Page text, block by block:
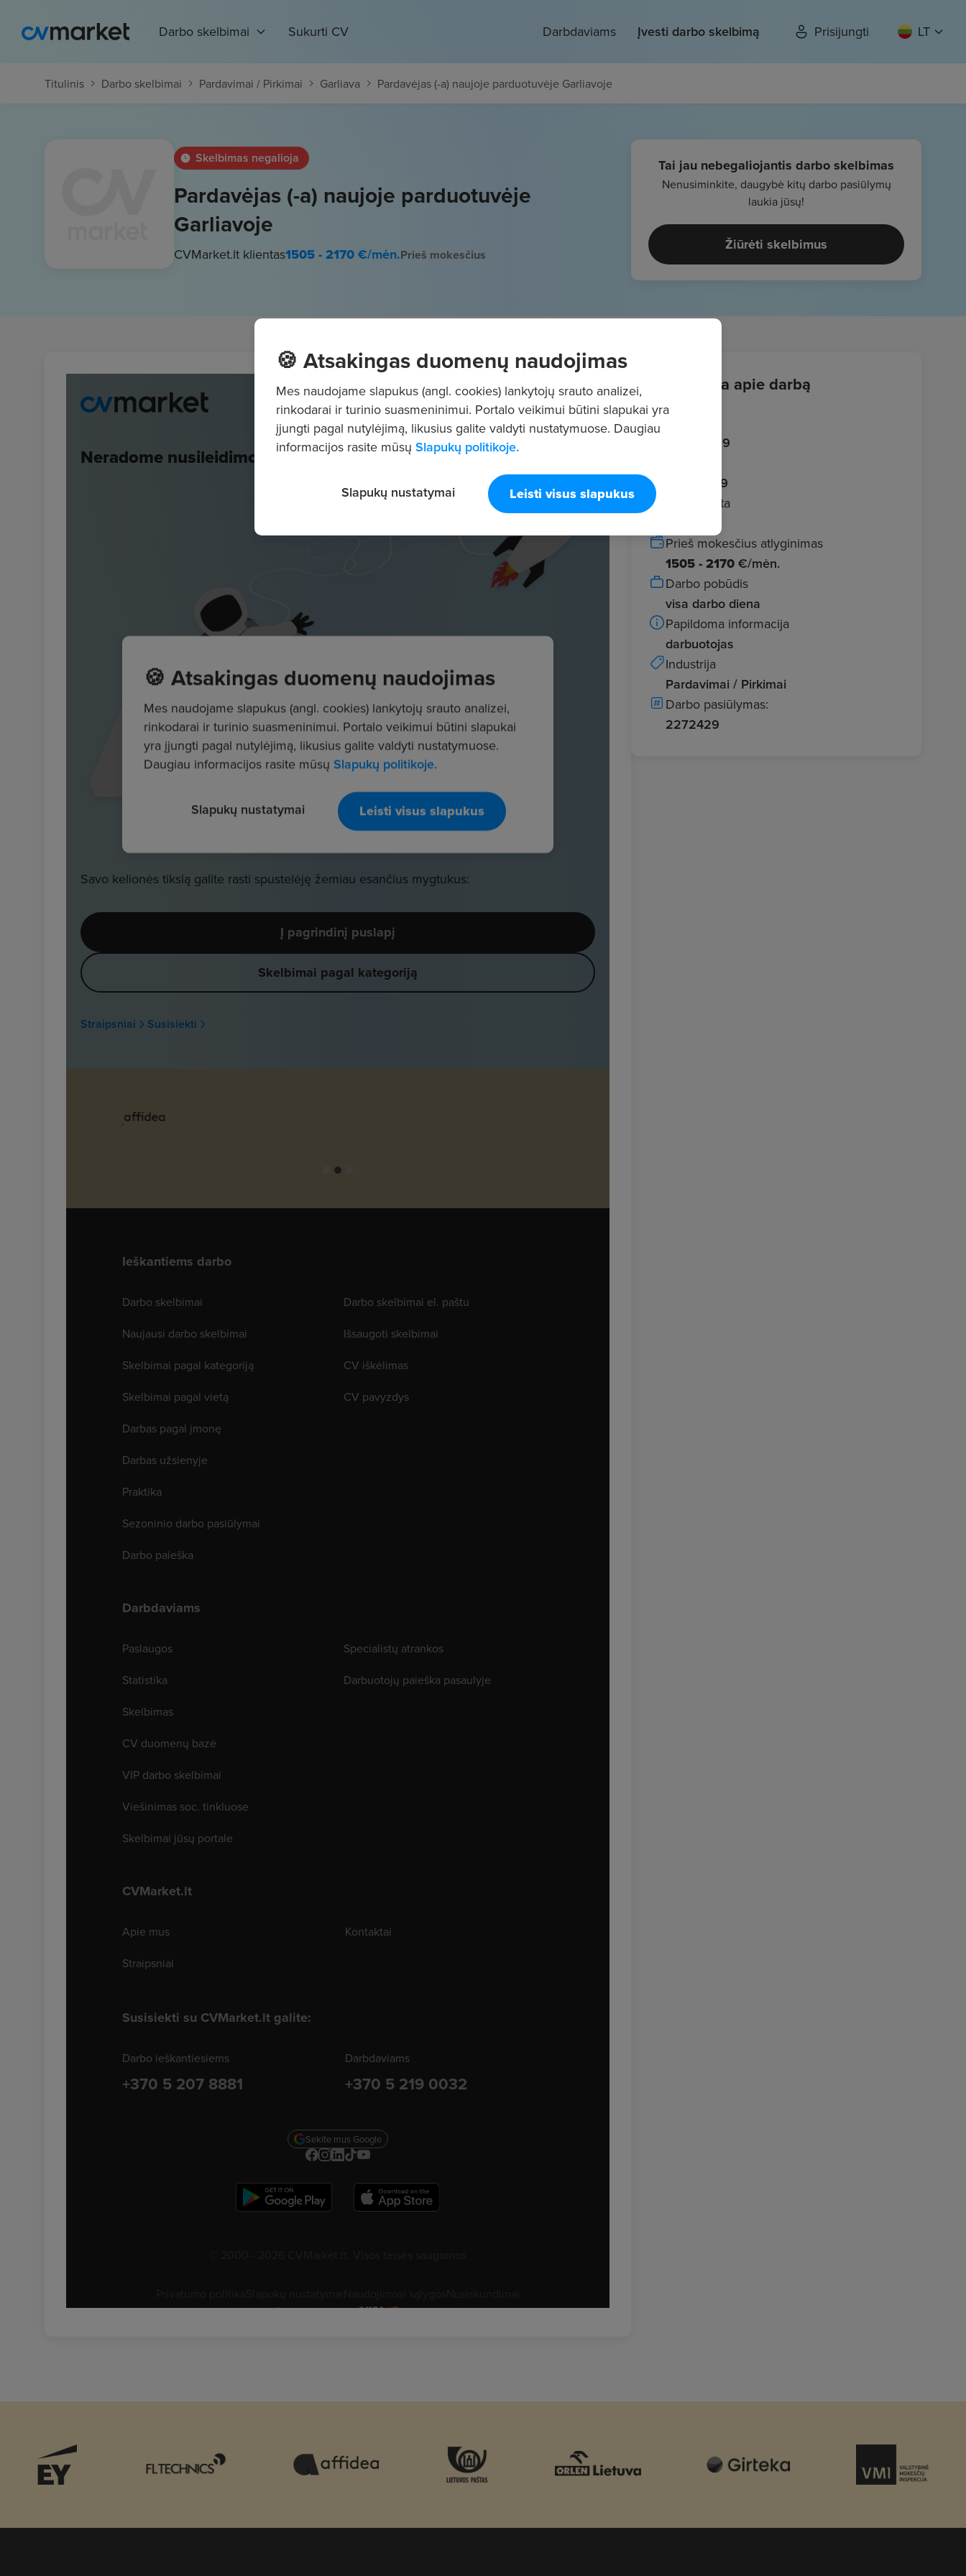
Darbo skelbimai Sukurti CV Darbdaviams Įvesti darbo skelbimą Prisijungti LT
Titulinis Darbo skelbimai Pardavimai / Pirkimai Garliava Pardavėjas (-a) naujoje parduotuvėje Garliavoje
Skelbimas negalioja
Pardavėjas (-a) naujoje parduotuvėje
Garliavoje
CVMarket.lt klientas1505 - 2170€/mėn.Prieš mokesčius
Tai jau nebegaliojantis darbo skelbimas
Nenusiminkite, daugybė kitų darbo pasiūlymų
laukia jūsų!
Žiūrėti skelbimus
Informacija apie darbą
2026.06.19
2026.07.19
Darbo vieta
Prieš mokesčius atlyginimas
1505 - 2170 €/mėn.
Darbo pobūdis
visa darbo diena
Papildoma informacija
darbuotojas
Industrija
Pardavimai / Pirkimai
Darbo pasiūlymas:
2272429
🍪 Atsakingas duomenų naudojimas
Mes naudojame slapukus (angl. cookies) lankytojų srauto analizei,
rinkodarai ir turinio suasmeninimui. Portalo veikimui būtini slapukai yra
įjungti pagal nutylėjimą, likusius galite valdyti nustatymuose. Daugiau
informacijos rasite mūsų Slapukų politikoje.
Leisti visus slapukus
Slapukų nustatymai